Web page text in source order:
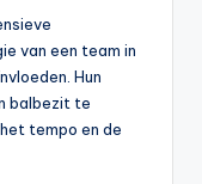
van een team in
Hun
balbezit te
tempo en de